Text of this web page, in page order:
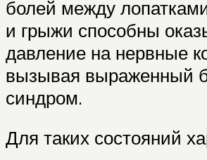
болей между
и грыжи способны
давление на нервные
вызывая выраженный
синдром.
Для таких состояний